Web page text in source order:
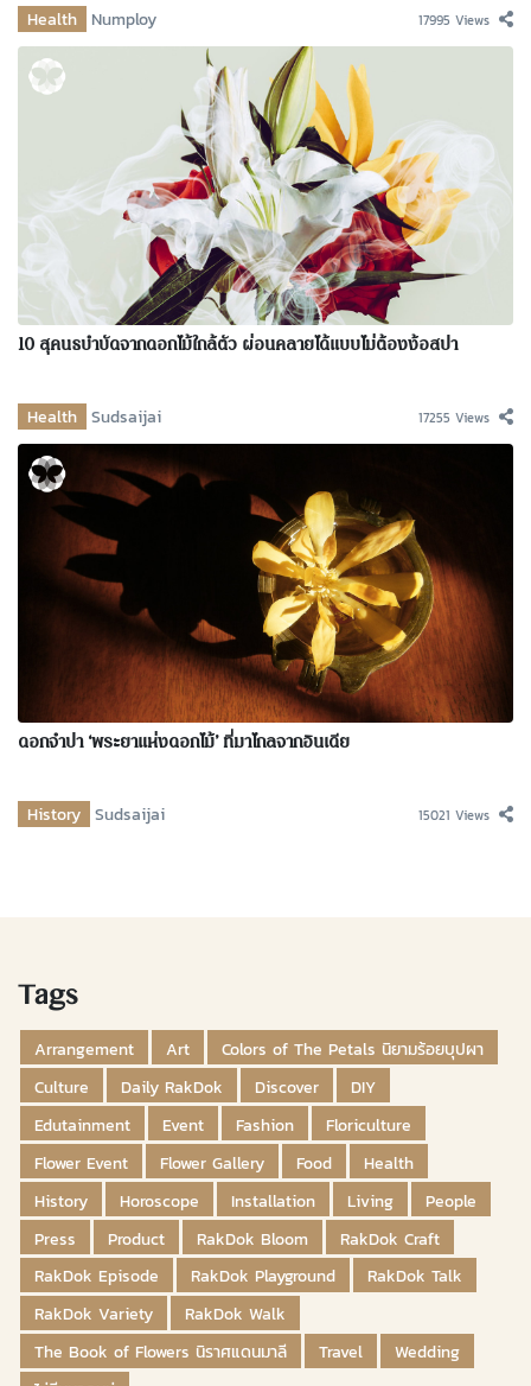
Health Numploy 17995 Views
10 สุคนธบำบัดจากดอกไม้ใกล้ตัว ผ่อนคลายได้แบบไม่ต้องง้อสปา
Health Sudsaijai 17255 Views
ดอกจำปา ‘พระยาแห่งดอกไม้’ ที่มาไกลจากอินเดีย
History Sudsaijai 15021 Views
Tags
Arrangement Art
Colors of The Petals นิยามร้อยบุปผา
Culture
Daily RakDok Discover
DIY
Edutainment
Event Fashion
Floriculture
Flower Event
Flower Gallery Food
Health
History
Horoscope Installation Living
People
Press
Product RakDok Bloom
RakDok Craft
RakDok Episode
RakDok Playground
RakDok Talk
RakDok Variety
RakDok Walk
The Book of Flowers นิราศแดนมาลี
Travel
Wedding